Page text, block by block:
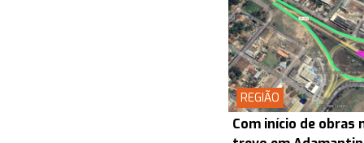
REGIÃO
Com início de obras